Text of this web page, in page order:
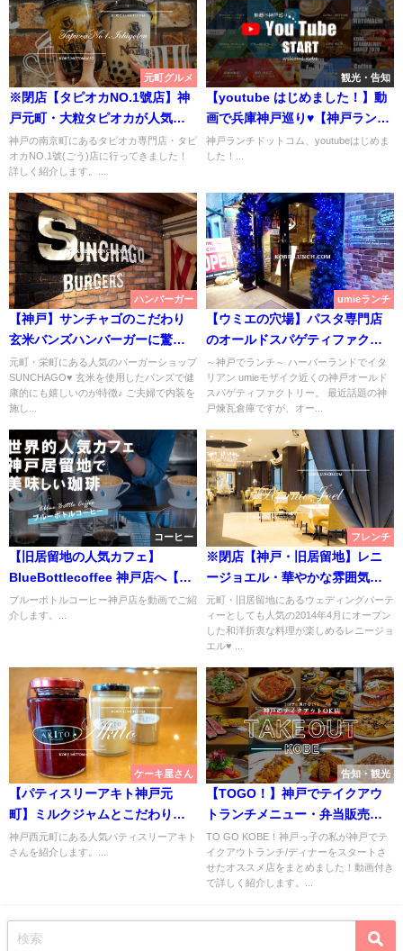
元町グルメ
※閉店【タピオカNO.1號店】神
戸元町・大粒タピオカが人気の
お店【南京町】
神戸の南京町にあるタピオカ専門店・タピ
オカNO.1號(ごう)店に行ってきました！
詳しく紹介します。...
観光・告知
【youtube はじめました！】動
画で兵庫神戸巡り♥【神戸ランチ
ドットコム】
神戸ランチドットコム、youtubeはじめま
した！...
ハンバーガー
【神戸】サンチャゴのこだわり
玄米バンズハンバーガーに驚き
【元町】
元町・栄町にある人気のバーガーショップ
SUNCHAGO♥ 玄米を使用したバンズで健
康的にも嬉しいのが特徴♪ ご夫婦で内装を
施し...
umieランチ
【ウミエの穴場】パスタ専門店
のオールドスパゲティファクト
リー【神戸煉瓦倉庫】
～神戸でランチ～ ハーバーランドでイタ
リアン umieモザイク近くの神戸オールド
スパゲティファクトリー。 最近話題の神
戸煉瓦倉庫ですが、オー...
コーヒー
【旧居留地の人気カフェ】
BlueBottlecoffee 神戸店へ【訪
問動画で紹介】
ブルーボトルコーヒー神戸店を動画でご紹
介します。...
フレンチ
※閉店【神戸・旧居留地】レニ
ージョエル・華やかな雰囲気で
フレンチランチ【RENNIE
JOEL】
元町・旧居留地にあるウェディングパーテ
ィーとしても人気の2014年4月にオープン
した和洋折衷な料理が楽しめるレニージョ
エル♥ ...
ケーキ屋さん
【パティスリーアキト神戸元
町】ミルクジャムとこだわりケ
ーキ【AKITO】
神戸西元町にある人気パティスリーアキト
さんを紹介します。...
告知・観光
【TOGO！】神戸でテイクアウ
トランチメニュー・弁当販売が
ある飲食店まとめ【三宮元町】
TO GO KOBE！神戸っ子の私が神戸でテ
イクアウトランチ/ディナーをスタートさ
せたオススメ店をまとめました！動画付き
で詳しく紹介します。...